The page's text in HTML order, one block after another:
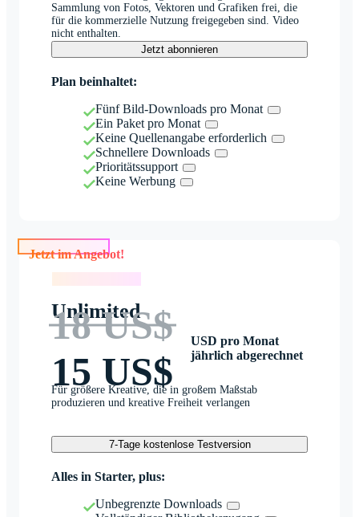
Sammlung von Fotos, Vektoren und Grafiken frei, die
für die kommerzielle Nutzung freigegeben sind. Video
nicht enthalten.
Jetzt abonnieren
Plan beinhaltet:
Fünf Bild-Downloads pro Monat
Ein Paket pro Monat
Keine Quellenangabe erforderlich
Schnellere Downloads
Prioritätssupport
Keine Werbung
Jetzt im Angebot!
Unlimited
18 US$
15 US$
USD pro Monat
jährlich abgerechnet
Für größere Kreative, die in großem Maßstab
produzieren und kreative Freiheit verlangen
7-Tage kostenlose Testversion
Alles in Starter, plus:
Unbegrenzte Downloads